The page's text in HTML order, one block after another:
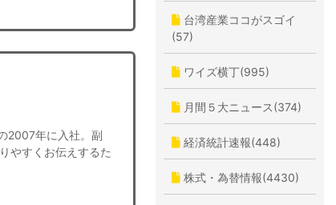
2007年に入社。副
やすくお伝えするた
台湾産業ココがスゴイ
(57)
ワイズ横丁(995)
月間５大ニュース(374)
経済統計速報(448)
株式・為替情報(4430)